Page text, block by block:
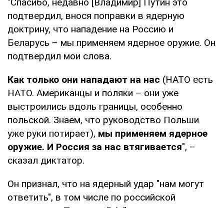
"Спасибо, недавно [Владимир] Путин это
подтвердил, внося поправки в ядерную
доктрину, что нападение на Россию и
Беларусь – мы применяем ядерное оружие. Он
подтвердил мои слова.
Как только они нападают на нас (НАТО есть
НАТО. Американцы и поляки – они уже
выстроились вдоль границы, особенно
польской. Знаем, что руководство Польши
уже руки потирает), мы применяем ядерное
оружие. И Россия за нас втягивается", –
сказал диктатор.
Он признал, что на ядерный удар "нам могут
ответить", в том числе по российской